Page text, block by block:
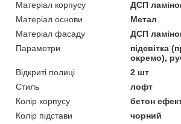
Матеріал корпусу
ДСП
Матеріал основи
Метал
Матеріал фасаду
ДСП
Параметри
підсвітка
окремо),
Відкриті полиці
2 шт
Стиль
лофт
Колір корпусу
бетон
Колір підстави
чорний